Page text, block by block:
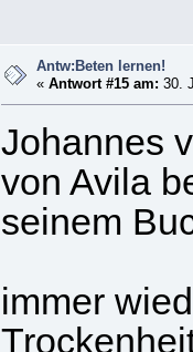
Antw:Beten lernen!
«Antwort #15 am: 30.
Johannes
von Avila
seinem
immer